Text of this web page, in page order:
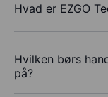
Hvad er EZGO
Hvilken børs
på?